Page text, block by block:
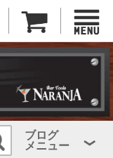
ブログ
メニュー